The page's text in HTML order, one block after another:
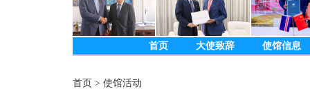
首页 大使致辞 使馆信息
首页 > 使馆活动